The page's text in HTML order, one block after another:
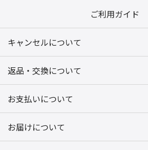
ご利用ガイド
キャンセルについて
返品・交換について
お支払いについて
お届けについて